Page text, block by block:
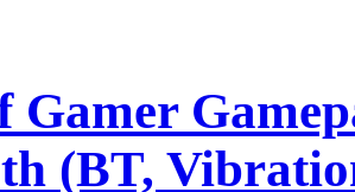
Gamer
(BT,